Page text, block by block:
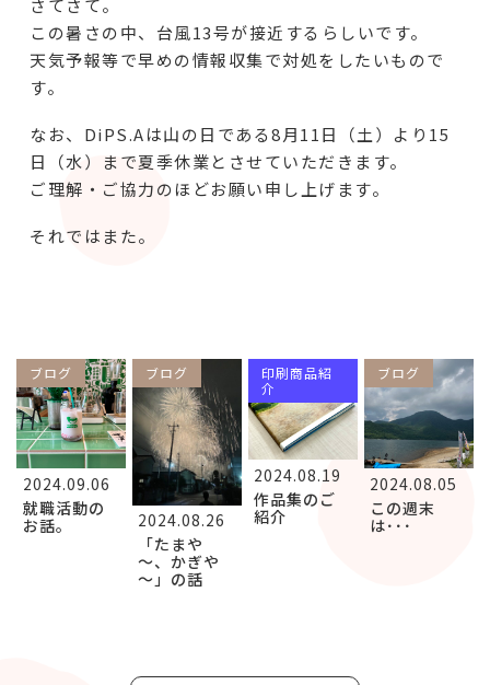
さてさて。
この暑さの中、台風13号が接近するらしいです。
天気予報等で早めの情報収集で対処をしたいもので
す。
なお、DiPS.Aは山の日である8月11日（土）より15
日（水）まで夏季休業とさせていただきます。
ご理解・ご協力のほどお願い申し上げます。
それではまた。
ブログ
2024.09.06
就職活動の
お話。
ブログ
2024.08.26
「たまや
～、かぎや
～」の話
印刷商品紹
介
2024.08.19
作品集のご
紹介
ブログ
2024.08.05
この週末
は･･･